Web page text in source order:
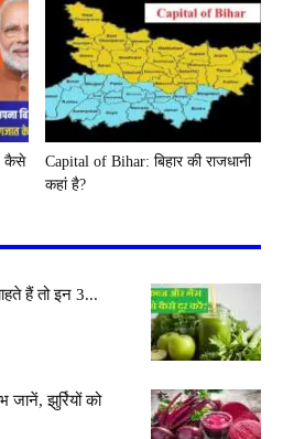
कैसे
Capital of Bihar: बिहार की राजधानी
कहां है?
हैं तो इन 3...
झुर्रियों को